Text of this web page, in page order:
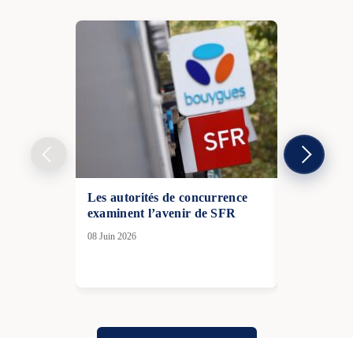
Les autorités de concurrence
examinent l’avenir de SFR
08 Juin 2026